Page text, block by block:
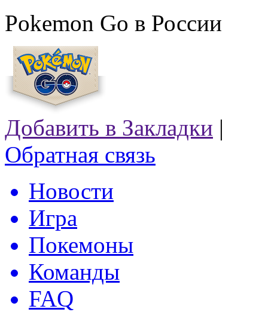
Pokemon Go в России
Добавить в Закладки |
Обратная связь
Новости
Игра
Покемоны
Команды
FAQ